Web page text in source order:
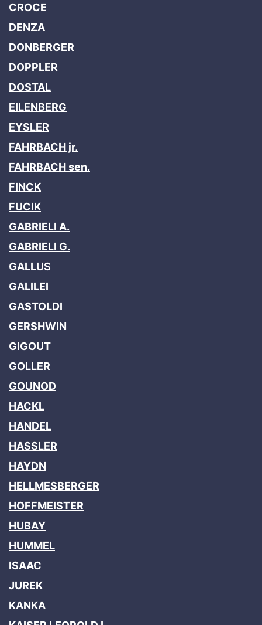
CROCE
DENZA
DONBERGER
DOPPLER
DOSTAL
EILENBERG
EYSLER
FAHRBACH jr.
FAHRBACH sen.
FINCK
FUCIK
GABRIELI A.
GABRIELI G.
GALLUS
GALILEI
GASTOLDI
GERSHWIN
GIGOUT
GOLLER
GOUNOD
HACKL
HANDEL
HASSLER
HAYDN
HELLMESBERGER
HOFFMEISTER
HUBAY
HUMMEL
ISAAC
JUREK
KANKA